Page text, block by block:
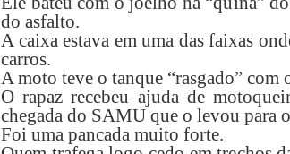
do asfalto.
A caixa estava em uma das faixas
carros.
A moto teve o tanque “rasgado” com
O rapaz recebeu ajuda de
chegada do SAMU que o levou para
Foi uma pancada muito forte.